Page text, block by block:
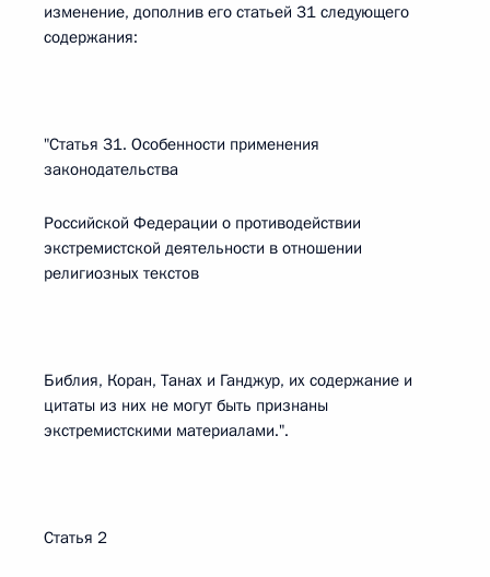
изменение, дополнив его статьей 31 следующего
содержания:
"Статья 31. Особенности применения
законодательства
Российской Федерации о противодействии
экстремистской деятельности в отношении
религиозных текстов
Библия, Коран, Танах и Ганджур, их содержание и
цитаты из них не могут быть признаны
экстремистскими материалами.".
Статья 2